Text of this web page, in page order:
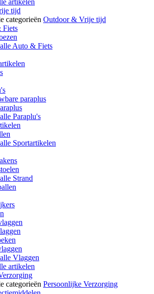
artikelen
tijd
categorieën Outdoor & Vrije tijd
Fiets
Auto & Fiets
paraplus
Paraplu's
Sportartikelen
Strand
Vlaggen
artikelen
categorieën Persoonlijke Verzorging